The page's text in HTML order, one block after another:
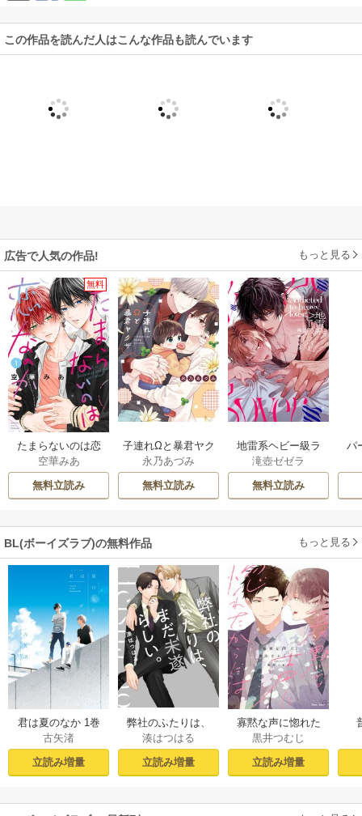
この作品を読んだ人はこんな作品も読んでいます
広告で人気の作品! もっと見る
無料
たまらないのは恋
なのか
空華みあ
無料立読み
子連れΩと暴君ヤク
ザ【単行本版】
永乃あづみ
無料立読み
地雷系ヘビー級ラ
バー【単行本版】
滝壺ゼゼラ
無料立読み
パ
BL(ボーイズラブ)の無料作品 もっと見る
君は夏のなか 1巻
古矢渚
立読み増量
弊社のふたりは、
まだ未遂らしい。
１【コミックシー
モア限定描き下ろ
湊はつはる
立読み増量
寡黙な声に惚れた
からには【おまけ
付き電子限定版】
黒井つむじ
立読み増量